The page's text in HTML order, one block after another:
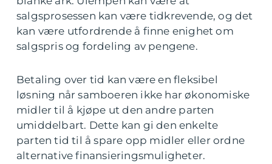
salgsprosessen kan være tidkrevende, og det
kan være utfordrende å finne enighet om
salgspris og fordeling av pengene.
Betaling over tid kan være en fleksibel
løsning når samboeren ikke har økonomiske
midler til å kjøpe ut den andre parten
umiddelbart. Dette kan gi den enkelte
parten tid til å spare opp midler eller ordne
alternative finansieringsmuligheter.